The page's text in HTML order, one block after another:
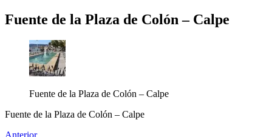
Fuente de la Plaza de Colón – Calpe
Fuente de la Plaza de Colón – Calpe
Fuente de la Plaza de Colón – Calpe